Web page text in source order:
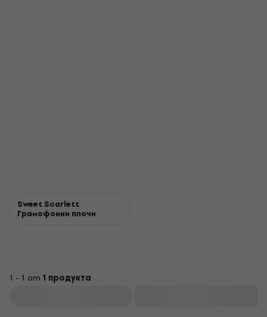
Sweet Scarlett
Грамофонни плочи
1 - 1 от 1 продукта